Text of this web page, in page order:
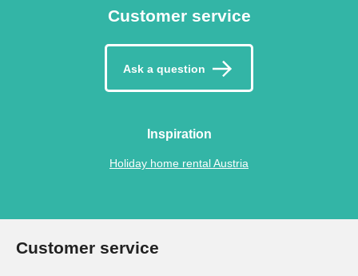
Customer service
Ask a question
Inspiration
Holiday home rental Austria
Customer service